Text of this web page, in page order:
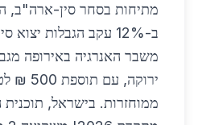
מתיחות בסחר סין-ארה"ב,
ב-12% עקב הגבלות
משבר האנרגיה באירופה
ירוקה,
ממוחזרות. בישראל,